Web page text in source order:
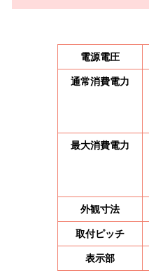
商品紹介
電源電圧
通常消費電力
最大消費電力
外観寸法
取付ピッチ
表示部